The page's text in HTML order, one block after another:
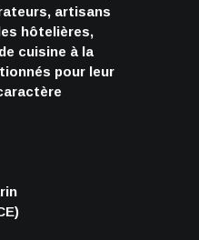
artisans
hôtelières,
cuisine à la
pour leur